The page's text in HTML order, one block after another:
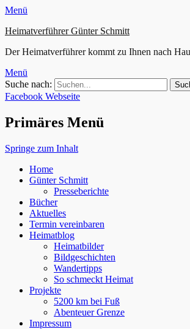
Menü
Heimatverführer Günter Schmitt
Der Heimatverführer kommt zu Ihnen nach
Menü
Suche nach:
Facebook Webseite
Primäres Menü
Springe zum Inhalt
Home
Günter Schmitt
Presseberichte
Bücher
Aktuelles
Termin vereinbaren
Heimatblog
Heimatbilder
Bildgeschichten
Wandertipps
So schmeckt Heimat
Projekte
5200 km bei Fuß
Abenteuer Grenze
Impressum